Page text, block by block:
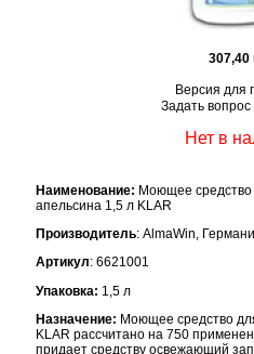
307,40
Версия для
Задать вопрос
Нет в
Наименование: Моющее средство
апельсина 1,5 л KLAR
Производитель: AlmaWin,
Артикул: 6621001
Упаковка: 1,5 л
Назначение: Моющее средство
KLAR рассчитано на 750
придает средству освежающий